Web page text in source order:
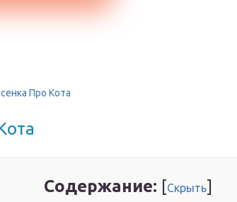
Про Кота
Содержание: [Скрыть]